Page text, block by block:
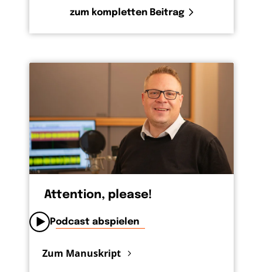
zum kompletten Beitrag
Attention, please!
Podcast abspielen
Zum Manuskript